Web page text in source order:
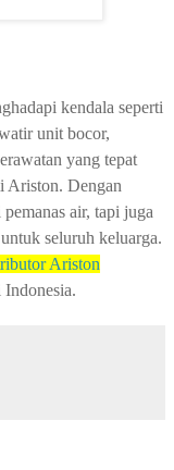
kendala seperti
unit bocor,
yang tepat
Ariston. Dengan
air, tapi juga
seluruh keluarga.
Ariston